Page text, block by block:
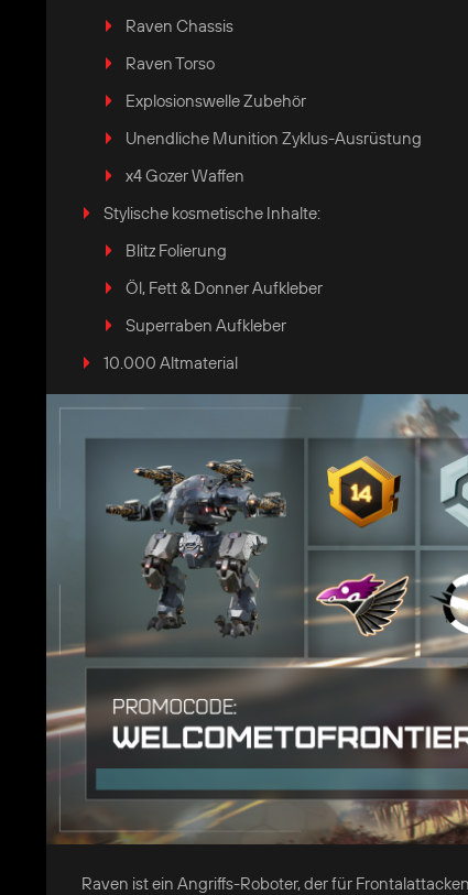
Raven Chassis
Raven Torso
Explosionswelle Zubehör
Unendliche Munition Zyklus-Ausrüstung
x4 Gozer Waffen
Stylische kosmetische Inhalte:
Blitz Folierung
Öl, Fett & Donner Aufkleber
Superraben Aufkleber
10.000 Altmaterial
Raven ist ein Angriffs-Roboter, der für